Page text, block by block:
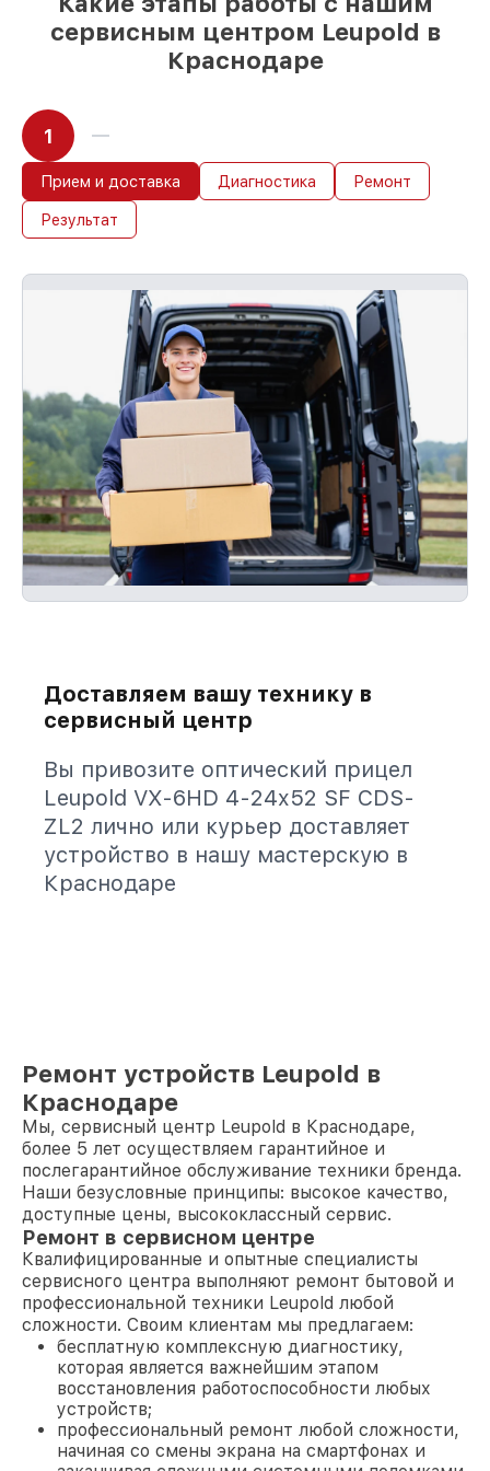
сервисным центром Leupold в
Краснодаре
1
Прием и доставка Диагностика Ремонт
Результат
Доставляем вашу технику в
сервисный центр
Вы привозите оптический прицел
Leupold VX-6HD 4-24x52 SF CDS-
ZL2 лично или курьер доставляет
устройство в нашу мастерскую в
Краснодаре
Ремонт устройств Leupold в
Краснодаре
Мы, сервисный центр Leupold в Краснодаре,
более 5 лет осуществляем гарантийное и
послегарантийное обслуживание техники бренда.
Наши безусловные принципы: высокое качество,
доступные цены, высококлассный сервис.
Ремонт в сервисном центре
Квалифицированные и опытные специалисты
сервисного центра выполняют ремонт бытовой и
профессиональной техники Leupold любой
сложности. Своим клиентам мы предлагаем:
бесплатную комплексную диагностику,
которая является важнейшим этапом
восстановления работоспособности любых
устройств;
профессиональный ремонт любой сложности,
начиная со смены экрана на смартфонах и